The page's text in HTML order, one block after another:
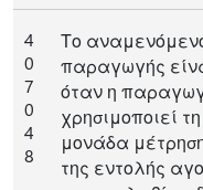
4
0
7
0
4
8
Το
παραγωγής
όταν η
χρησιμοποιεί
μονάδα
της εντολής